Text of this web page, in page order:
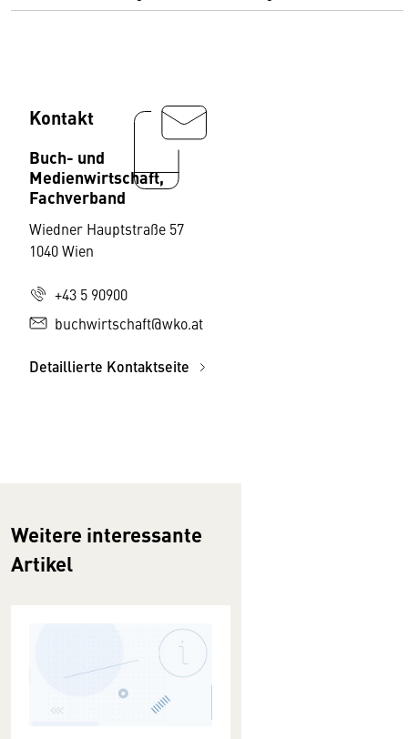
Kontakt
Buch- und
Medienwirtschaft,
Fachverband
Wiedner Hauptstraße 57
1040 Wien
+43 5 90900
buchwirtschaft@wko.at
Detaillierte Kontaktseite
Weitere interessante
Artikel